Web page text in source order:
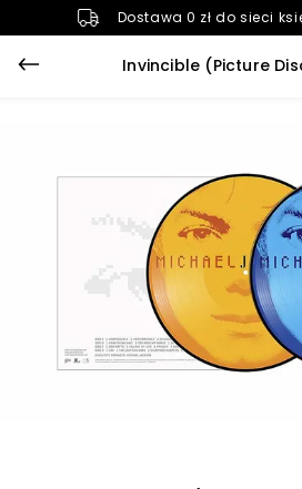
Dostawa 0 zł do sieci
Invincible (Picture